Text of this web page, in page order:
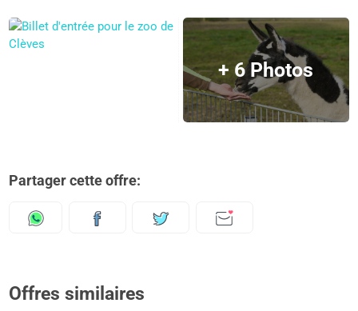
+ 6 Photos
Partager cette offre:
Offres similaires